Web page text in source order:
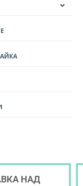
НАД